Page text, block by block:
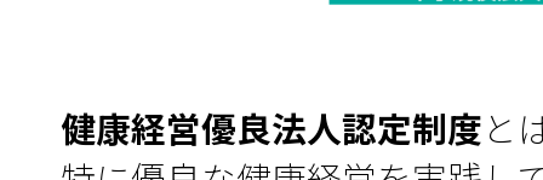
健康経営優良法人認定制度と